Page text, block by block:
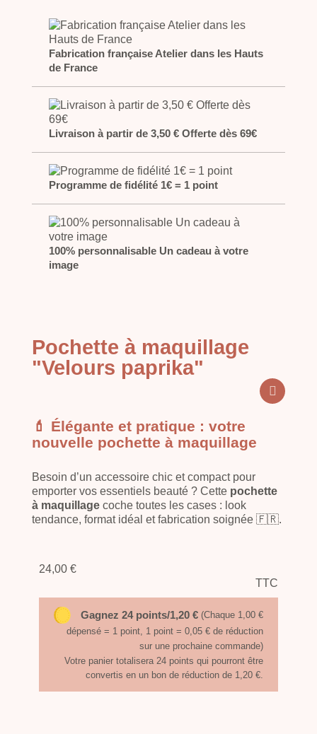
Fabrication française Atelier dans les Hauts
de France
Livraison à partir de 3,50 € Offerte dès 69€
Programme de fidélité 1€ = 1 point
100% personnalisable Un cadeau à votre
image
Pochette à maquillage
"Velours paprika"
💄 Élégante et pratique : votre
nouvelle pochette à maquillage
Besoin d’un accessoire chic et compact pour
emporter vos essentiels beauté ? Cette pochette
à maquillage coche toutes les cases : look
tendance, format idéal et fabrication soignée 🇫🇷.
24,00 €
TTC
Gagnez 24 points/1,20 € (Chaque 1,00 €
dépensé = 1 point, 1 point = 0,05 € de réduction
sur une prochaine commande)
Votre panier totalisera 24 points qui pourront être
convertis en un bon de réduction de 1,20 €.